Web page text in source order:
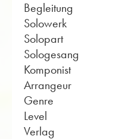
Begleitung
Solowerk
Solopart
Sologesang
Komponist
Arrangeur
Genre
Level
Verlag